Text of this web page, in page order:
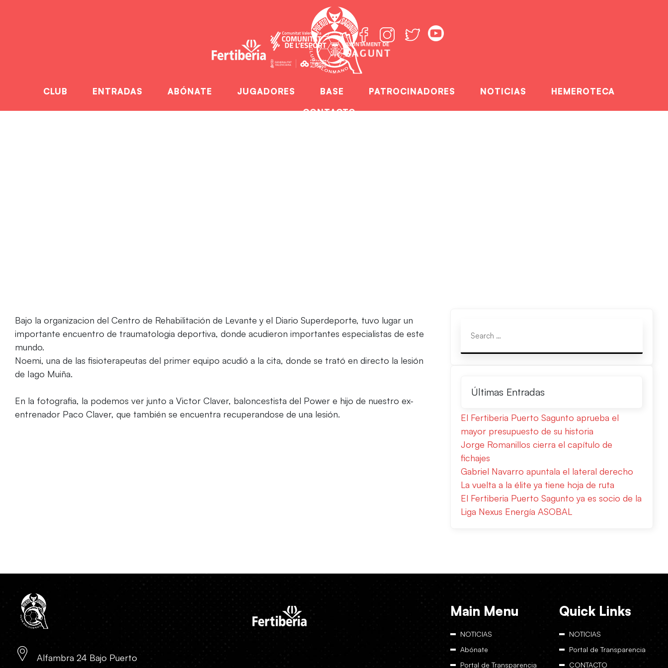
CLUB ENTRADAS ABÓNATE JUGADORES BASE PATROCINADORES NOTICIAS
HEMEROTECA
CONTACTO
Bajo la organizacion del Centro de Rehabilitación de Levante y el Diario Superdeporte, tuvo lugar un
importante encuentro de traumatologia deportiva, donde acudieron importantes especialistas de este
mundo.
Noemi, una de las fisioterapeutas del primer equipo acudió a la cita, donde se trató en directo la lesión
de Iago Muiña.
En la fotografia, la podemos ver junto a Victor Claver, baloncestista del Power e hijo de nuestro ex-
entrenador Paco Claver, que también se encuentra recuperandose de una lesión.
Últimas Entradas
El Fertiberia Puerto Sagunto aprueba el
mayor presupuesto de su historia
Jorge Romanillos cierra el capítulo de
fichajes
Gabriel Navarro apuntala el lateral derecho
La vuelta a la élite ya tiene hoja de ruta
El Fertiberia Puerto Sagunto ya es socio de la
Liga Nexus Energía ASOBAL
Alfambra 24 Bajo Puerto
Main Menu
NOTICIAS
Abónate
Portal de Transparencia
Quick Links
NOTICIAS
Portal de Transparencia
CONTACTO